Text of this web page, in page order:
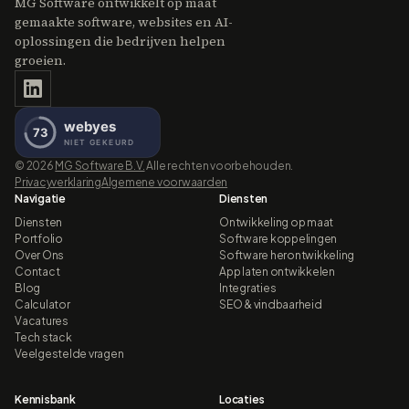
gemaakte software, websites en AI-
oplossingen die bedrijven helpen
groeien.
© 2026 MG Software B.V. Alle rechten voorbehouden.
PrivacyverklaringAlgemene voorwaarden
Navigatie
Diensten
Portfolio
Over Ons
Contact
Blog
Calculator
Vacatures
Tech stack
Veelgestelde vragen
Diensten
Ontwikkeling op maat
Software koppelingen
Software herontwikkeling
App laten ontwikkelen
Integraties
SEO & vindbaarheid
Kennisbank Locaties